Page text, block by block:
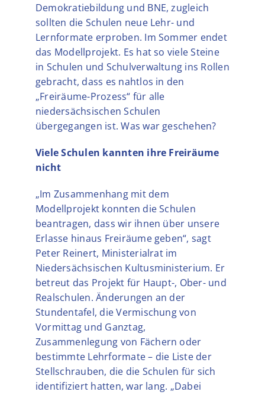
Demokratiebildung und BNE, zugleich
sollten die Schulen neue Lehr- und
Lernformate erproben. Im Sommer endet
das Modellprojekt. Es hat so viele Steine
in Schulen und Schulverwaltung ins Rollen
gebracht, dass es nahtlos in den
„Freiräume-Prozess“ für alle
niedersächsischen Schulen
übergegangen ist. Was war geschehen?
Viele Schulen kannten ihre Freiräume
nicht
„Im Zusammenhang mit dem
Modellprojekt konnten die Schulen
beantragen, dass wir ihnen über unsere
Erlasse hinaus Freiräume geben“, sagt
Peter Reinert, Ministerialrat im
Niedersächsischen Kultusministerium. Er
betreut das Projekt für Haupt-, Ober- und
Realschulen. Änderungen an der
Stundentafel, die Vermischung von
Vormittag und Ganztag,
Zusammenlegung von Fächern oder
bestimmte Lehrformate – die Liste der
Stellschrauben, die die Schulen für sich
identifiziert hatten, war lang. „Dabei